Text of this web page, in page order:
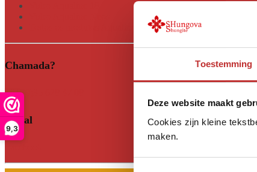
9,3
Toestemming
Deze website maakt
Cookies zijn kleine
maken.
Toestemmingsselectie
Chamada?
+31 (0)35 628 47 08
Social